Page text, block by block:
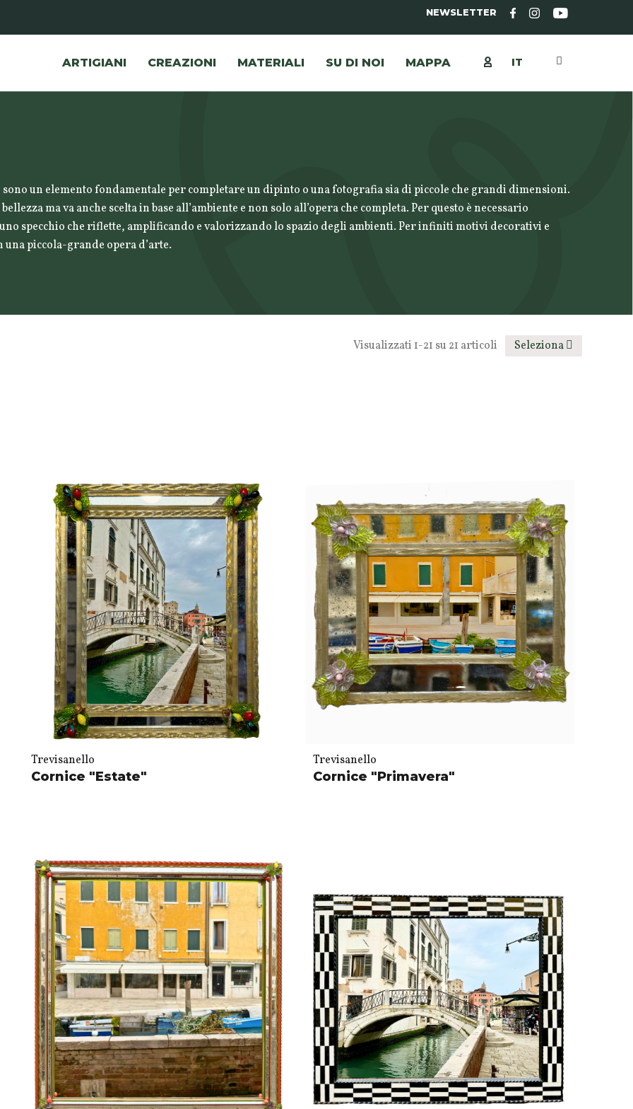
NEWSLETTER
ARTIGIANI CREAZIONI MATERIALI SU DI NOI MAPPA IT
un elemento fondamentale per completare un dipinto o una fotografia sia di piccole che grandi dimensioni.
ma va anche scelta in base all’ambiente e non solo all’opera che completa. Per questo è necessario
specchio che riflette, amplificando e valorizzando lo spazio degli ambienti. Per infiniti motivi decorativi e
piccola-grande opera d’arte.
Visualizzati 1-21 su 21 articoli Seleziona
Trevisanello
Cornice "Estate"
Trevisanello
Cornice "Primavera"